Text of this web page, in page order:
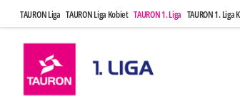
TAURON Liga TAURON Liga Kobiet TAURON 1. Liga TAURON 1. Liga